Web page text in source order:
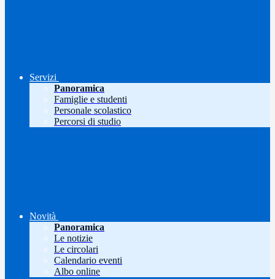
Servizi
Panoramica
Famiglie e studenti
Personale scolastico
Percorsi di studio
Novità
Panoramica
Le notizie
Le circolari
Calendario eventi
Albo online